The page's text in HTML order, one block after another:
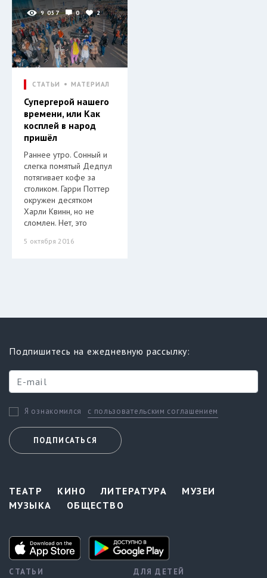
9 057 0 2
СТАТЬИ МАТЕРИАЛ
Супергерой нашего
времени, или Как
косплей в народ
пришёл
Раннее утро. Сонный и
слегка помятый Дедпул
потягивает кофе за
столиком. Гарри Поттер
окружен десятком
Харли Квинн, но не
сломлен. Нет, это
5 октября 2016
Подпишитесь на ежедневную рассылку:
Я ознакомился с пользовательским соглашением
ПОДПИСАТЬСЯ
ТЕАТР КИНО ЛИТЕРАТУРА
МУЗЕИ
МУЗЫКА
ОБЩЕСТВО
СТАТЬИ
ДЛЯ ДЕТЕЙ